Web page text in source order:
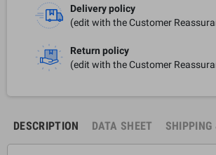
Delivery policy
(edit with the Customer
Return policy
(edit with the Customer
DESCRIPTION DATA SHEET SHIPPING